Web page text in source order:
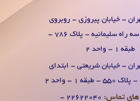
- خیابان پیروزی - روبروی
پمپ بنزین سه راه سلیمانیه - پلاک 786 -
طبقه 1 - واحد 2
- خیابان شریعتی - ابتدای
1 - واحد 2
های تماس: ۲۲۶۲۲۰۴0 -